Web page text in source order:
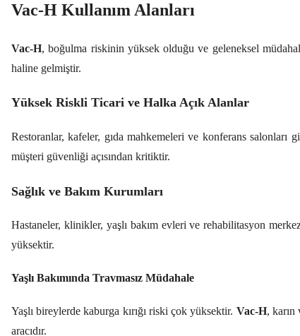
Vac-H Kullanım Alanları
Vac-H, boğulma riskinin yüksek olduğu ve geleneksel
haline gelmiştir.
Yüksek Riskli Ticari ve Halka Açık Alanlar
Restoranlar, kafeler, gıda mahkemeleri ve konferans salonları
müşteri güvenliği açısından kritiktir.
Sağlık ve Bakım Kurumları
Hastaneler, klinikler, yaşlı bakım evleri ve rehabilitasyon
yüksektir.
Yaşlı Bakımında Travmasız Müdahale
Yaşlı bireylerde kaburga kırığı riski çok yüksektir. Vac-H, karın
aracıdır.